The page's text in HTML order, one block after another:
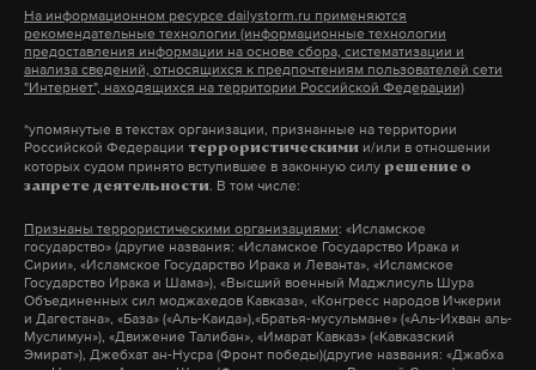
маленький крокодильчик, у одного дяденьки, который
любил фотографировать и дяденька не знал, что
крокодилы растут, думал ну это только в фильмах - так
же с ним делать то? Хм.. , а если сделать поводок и по
воде водить и не жарко ему и весело ребятишкам еще и
ночи, КМВ и черноморское побережье. Когда нибудь
настанет день, когда проголодавшейся крокодил, ну это
уже совсем другая история. #кмв #kmvofficial #анапа
#крокодил Спрос рождает предложения. Если бы никто
На информационном ресурсе dailystorm.ru применяются
рекомендательные технологии (информационные технологии
предоставления информации на основе сбора, систематизации и
анализа сведений, относящихся к предпочтениям пользователей сети
"Интернет", находящихся на территории Российской Федерации)
*упомянутые в текстах организации, признанные на территории
Российской Федерации террористическими и/или в отношении
которых судом принято вступившее в законную силу решение о
запрете деятельности. В том числе:
Признаны террористическими организациями: «Исламское
государство» (другие названия: «Исламское Государство Ирака и
Сирии», «Исламское Государство Ирака и Леванта», «Исламское
Государство Ирака и Шама»), «Высший военный Маджлисуль Шура
Объединенных сил моджахедов Кавказа», «Конгресс народов Ичкерии
и Дагестана», «База» («Аль-Каида»),«Братья-мусульмане» («Аль-Ихван аль-
Муслимун»), «Движение Талибан», «Имарат Кавказ» («Кавказский
Эмират»), Джебхат ан-Нусра (Фронт победы)(другие названия: «Джабха